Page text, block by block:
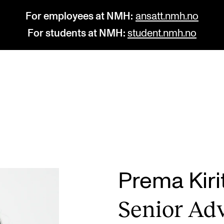
For employees at NMH: ansatt.nmh.no
For students at NMH: student.nmh.no
Departments and DisciplinesPrema
Seni­or